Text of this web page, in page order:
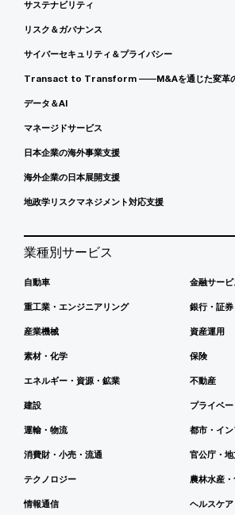
サステナビリティ
リスク＆ガバナンス
サイバーセキュリティ＆プライバシー
Transact to Transform ――M&Aを通じた変革
データ＆AI
マネージドサービス
日本企業の海外事業支援
海外企業の日本展開支援
地政学リスクマネジメント対応支援
業種別サービス
自動車
重工業・エンジニアリング
産業機械
素材・化学
エネルギー・資源・鉱業
建設
運輸・物流
消費財・小売・流通
テクノロジー
情報通信
金融サービ
銀行・証券
資産運用
保険
不動産
プライベ
都市・イ
官公庁・
農林水産
ヘルスケ